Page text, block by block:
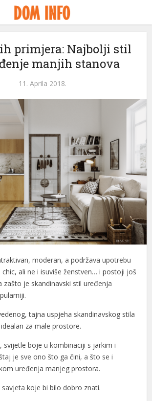
primjera: Najbolji stil
manjih stanova
11. Aprila 2018.
moderan, a podržava upotrebu
ali ne i isuviše ženstven… i postoji još
zašto je skandinavski stil uređenja
tajna uspjeha skandinavskog stila
za male prostore.
svijetle boje u kombinaciji s jarkim i
je sve ono što ga čini, a što se i
uređenja manjeg prostora.
koje bi bilo dobro znati.